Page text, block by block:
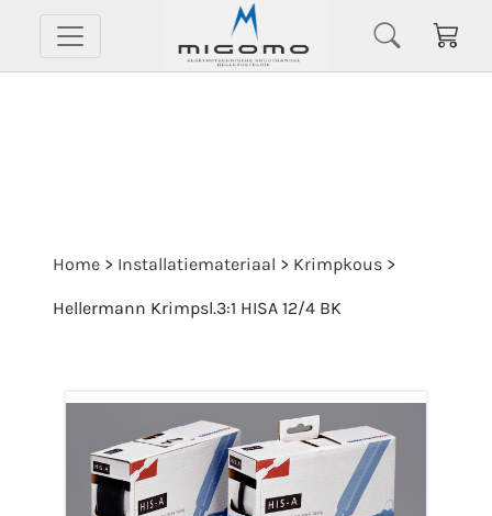
Home > Installatiemateriaal > Krimpkous >
Hellermann Krimpsl.3:1 HISA 12/4 BK